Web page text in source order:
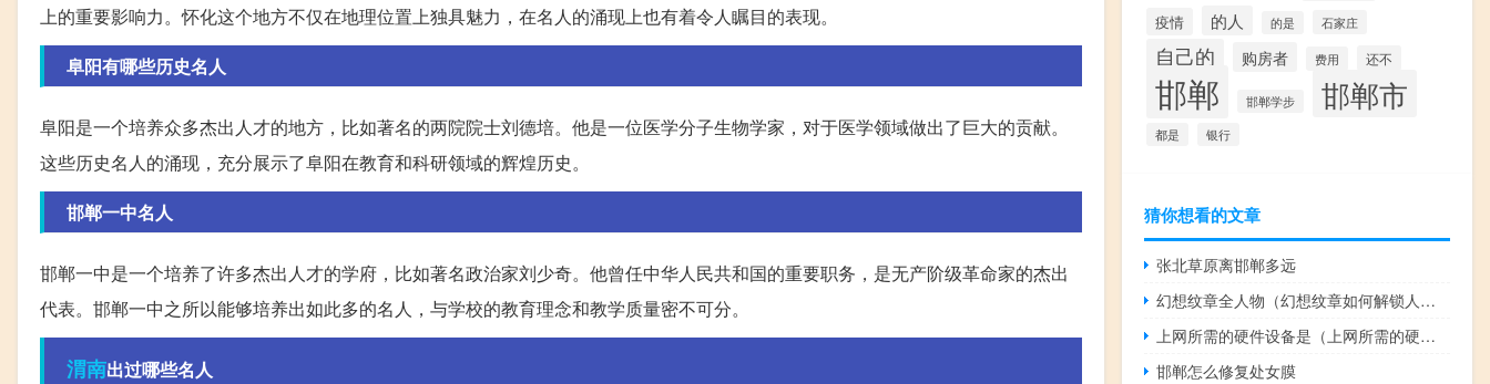
上的重要影响力。怀化这个地方不仅在地理位置上独具魅力，在名人的涌现上也有着令人瞩目的表现。
阜阳有哪些历史名人
阜阳是一个培养众多杰出人才的地方，比如著名的两院院士刘德培。他是一位医学分子生物学家，对于医学领域做出了巨大的贡献。
这些历史名人的涌现，充分展示了阜阳在教育和科研领域的辉煌历史。
邯郸一中名人
邯郸一中是一个培养了许多杰出人才的学府，比如著名政治家刘少奇。他曾任中华人民共和国的重要职务，是无产阶级革命家的杰出
代表。邯郸一中之所以能够培养出如此多的名人，与学校的教育理念和教学质量密不可分。
渭南出过哪些名人
疫情 的人 的是 石家庄
自己的 购房者 费用 还不
邯郸 邯郸学步 邯郸市
都是 银行
猜你想看的文章
张北草原离邯郸多远
幻想纹章全人物（幻想纹章如何解锁人物）
上网所需的硬件设备是（上网所需的硬件设备）
邯郸怎么修复处女膜